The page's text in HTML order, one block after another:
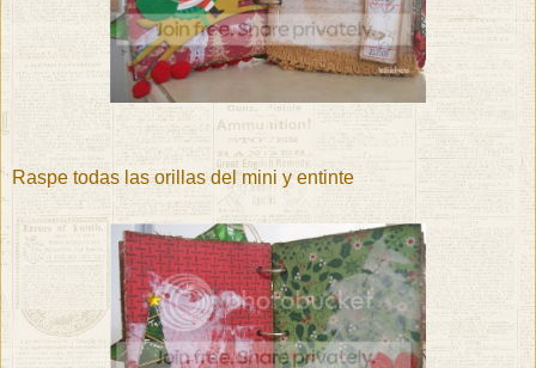
Raspe todas las orillas del mini y entinte